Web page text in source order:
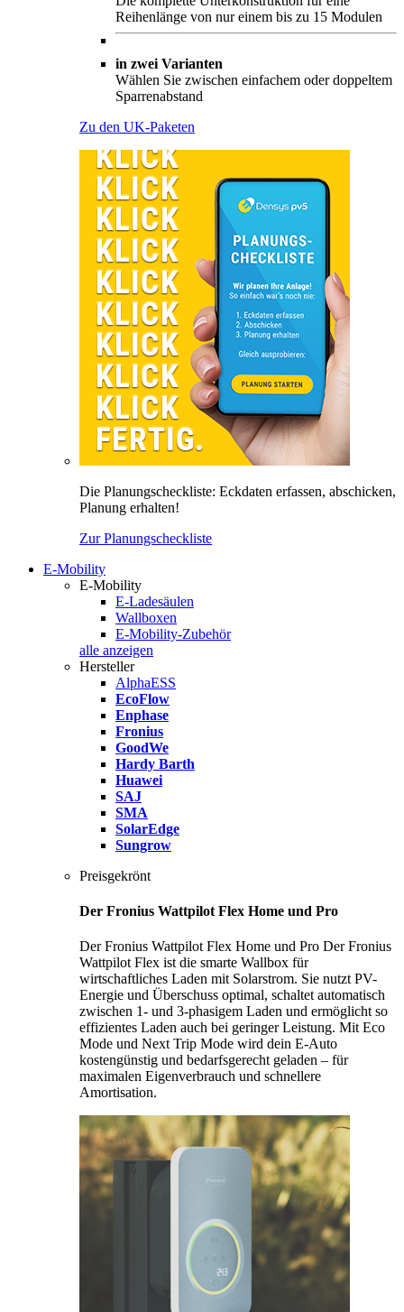
Reihenlänge von nur einem bis zu 15 Modulen
in zwei Varianten
Wählen Sie zwischen einfachem oder doppeltem
Sparrenabstand
Zu den UK-Paketen
Die Planungscheckliste: Eckdaten erfassen, abschicken,
Planung erhalten!
Zur Planungscheckliste
E-Mobility
E-Mobility
E-Ladesäulen
Wallboxen
E-Mobility-Zubehör
alle anzeigen
Hersteller
AlphaESS
EcoFlow
Enphase
Fronius
GoodWe
Hardy Barth
Huawei
SAJ
SMA
SolarEdge
Sungrow
Preisgekrönt
Der Fronius Wattpilot Flex Home und Pro
Der Fronius Wattpilot Flex Home und Pro Der Fronius
Wattpilot Flex ist die smarte Wallbox für
wirtschaftliches Laden mit Solarstrom. Sie nutzt PV-
Energie und Überschuss optimal, schaltet automatisch
zwischen 1- und 3-phasigem Laden und ermöglicht so
effizientes Laden auch bei geringer Leistung. Mit Eco
Mode und Next Trip Mode wird dein E-Auto
kostengünstig und bedarfsgerecht geladen – für
maximalen Eigenverbrauch und schnellere
Amortisation.